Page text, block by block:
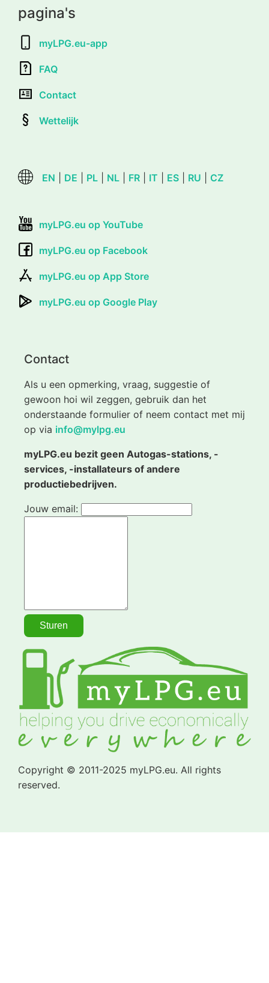
pagina's
myLPG.eu-app
FAQ
Contact
Wettelijk
EN DE PL NL FR IT ES RU CZ
myLPG.eu op YouTube
myLPG.eu op Facebook
myLPG.eu op App Store
myLPG.eu op Google Play
Contact
Als u een opmerking, vraag, suggestie of
gewoon hoi wil zeggen, gebruik dan het
onderstaande formulier of neem contact met mij
op via info@mylpg.eu
myLPG.eu bezit geen Autogas-stations, -
services, -installateurs of andere
productiebedrijven.
Jouw email:
Copyright © 2011-2025 myLPG.eu. All rights
reserved.